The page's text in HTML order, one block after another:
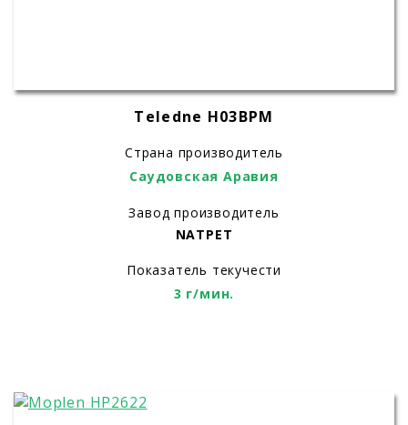
Teledne H03BPM
Страна производитель
Саудовская Аравия
Завод производитель
NATPET
Показатель текучести
3 г/мин.